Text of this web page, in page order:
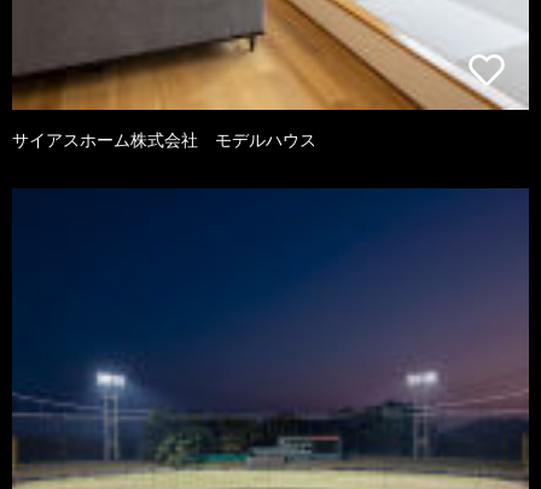
サイアスホーム株式会社 モデルハウス